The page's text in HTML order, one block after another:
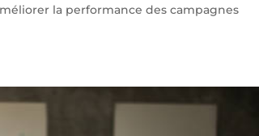
la performance des campagnes